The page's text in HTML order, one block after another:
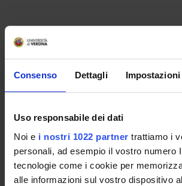
Consenso Dettagli
Uso responsabile dei dati
Noi e i nostri 1022 partner trattiamo i
personali, ad esempio il vostro numero
tecnologie come i cookie per
alle informazioni sul vostro dispositivo